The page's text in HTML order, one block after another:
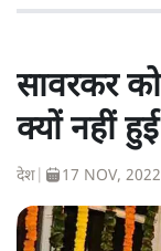
सावरकर
क्यों नहीं
देश 17 NOV, 2022